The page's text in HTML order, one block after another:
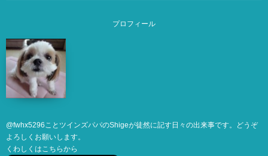
プロフィール
@fwhx5296ことツインズパパのShigeが徒然に記す日々の出来事です。どうぞ
よろしくお願いします。
くわしくはこちらから